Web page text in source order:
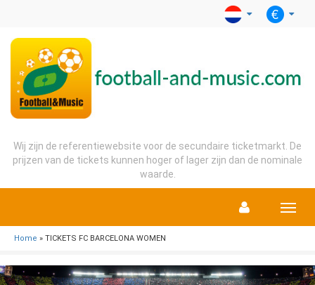
Wij zijn de referentiewebsite voor de secundaire ticketmarkt. De
prijzen van de tickets kunnen hoger of lager zijn dan de nominale
waarde.
Menu
Home » TICKETS FC BARCELONA WOMEN